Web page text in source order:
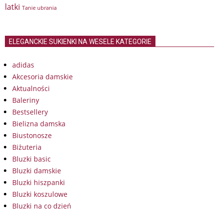
latki Tanie ubrania
ELEGANCKIE SUKIENKI NA WESELE KATEGORIE
adidas
Akcesoria damskie
Aktualności
Baleriny
Bestsellery
Bielizna damska
Biustonosze
Biżuteria
Bluzki basic
Bluzki damskie
Bluzki hiszpanki
Bluzki koszulowe
Bluzki na co dzień